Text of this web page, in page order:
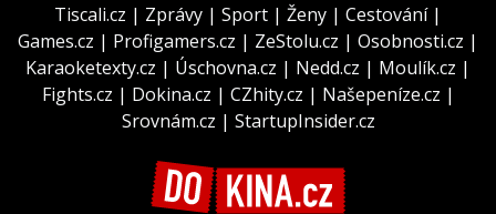
Tiscali.cz | Zprávy | Sport | Ženy | Cestování|
Games.cz | Profigamers.cz | ZeStolu.cz | Osobnosti.cz |
Karaoketexty.cz | Úschovna.cz | Nedd.cz | Moulík.cz |
Fights.cz | Dokina.cz | CZhity.cz | Našepeníze.cz |
Srovnám.cz | StartupInsider.cz